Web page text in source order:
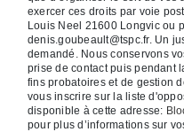
exercer ces droits par voie
Louis Neel 21600 Longvic ou
denis.goubeault@tspc.fr. Un
demandé. Nous conservons
prise de contact puis pendant
fins probatoires et de gestion
vous inscrire sur la liste
disponible à cette adresse:
pour plus d’informations sur